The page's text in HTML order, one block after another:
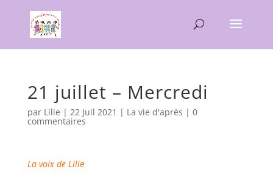
21 juillet – Mercredi
par Lilie | 22 Juil 2021 | La vie d'après | 0
commentaires
La voix de Lilie